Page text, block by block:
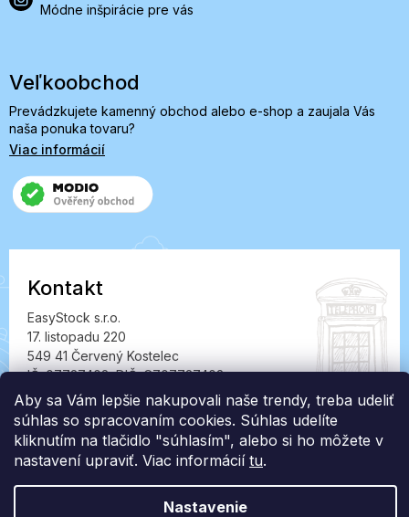
Aby sa Vám lepšie nakupovali naše trendy, treba udeliť
súhlas so spracovaním cookies. Súhlas udelíte
kliknutím na tlačidlo "súhlasím", alebo si ho môžete v
nastavení upraviť. Viac informácií tu.
Nastavenie
Módne inšpirácie pre vás
Veľkoobchod
Prevádzkujete kamenný obchod alebo e-shop a zaujala Vás
naša ponuka tovaru?
Viac informácií
Kontakt
EasyStock s.r.o.
17. listopadu 220
549 41 Červený Kostelec
IČ: 07727402, DIČ: CZ07727402
info@londonclub.sk